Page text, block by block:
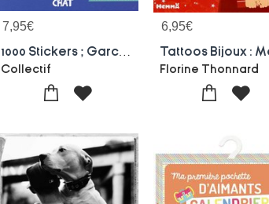
7,95€
Collectif
6,95€
Florine Thonnard